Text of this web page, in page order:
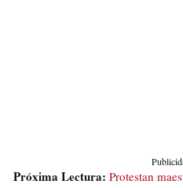
Próxima Lectura: Protestan